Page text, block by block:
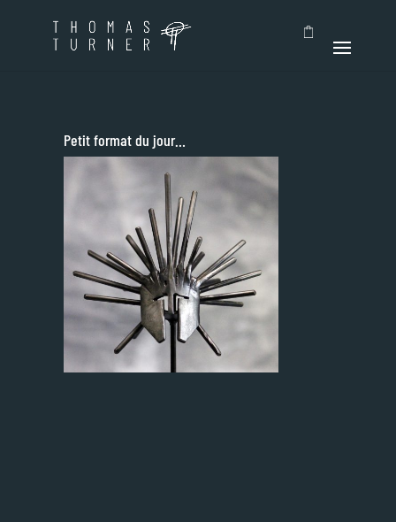
Petit format du jour…